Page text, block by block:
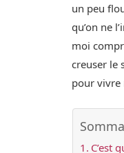
un peu
qu’on ne
moi
creuser le
pour vivre
C’est